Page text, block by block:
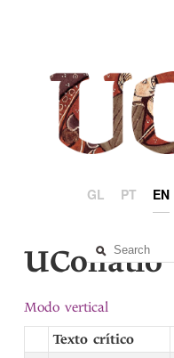
GL PT EN
UCollatio
Modo vertical
Texto crítico